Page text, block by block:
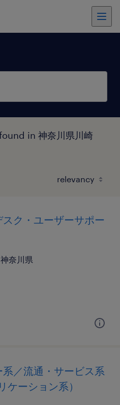
in 神奈川県川崎
ク・ユーザーサポー
奈川県
／流通・サービス系
ケーション系）